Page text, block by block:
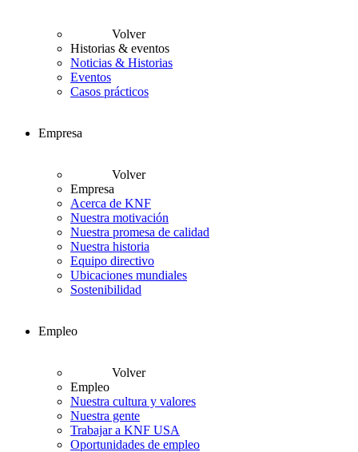
Volver
Historias & eventos
Noticias & Historias
Eventos
Casos prácticos
Empresa
Volver
Empresa
Acerca de KNF
Nuestra motivación
Nuestra promesa de calidad
Nuestra historia
Equipo directivo
Ubicaciones mundiales
Sostenibilidad
Empleo
Volver
Empleo
Nuestra cultura y valores
Nuestra gente
Trabajar a KNF USA
Oportunidades de empleo